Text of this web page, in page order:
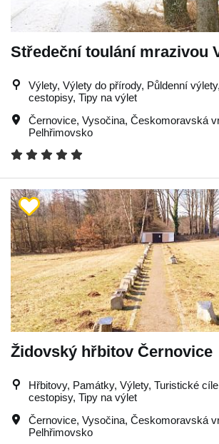
Středeční toulání mrazivou
Výlety, Výlety do přírody, Půldenní
cestopisy, Tipy na výlet
Černovice, Vysočina, Českomoravská
Pelhřimovsko
Židovský hřbitov Černovice
Hřbitovy, Památky, Výlety, Turistické
cestopisy, Tipy na výlet
Černovice, Vysočina, Českomoravská
Pelhřimovsko